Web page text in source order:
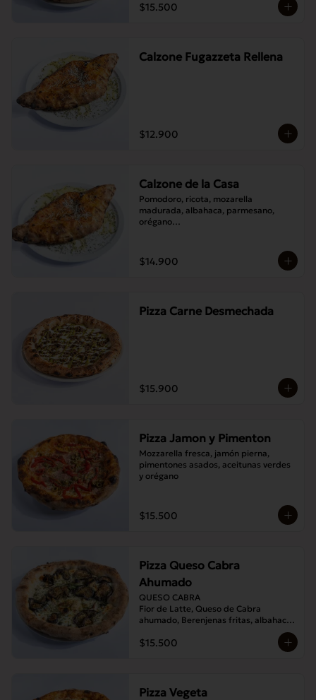
$15.500
Calzone Fugazzeta Rellena
$12.900
Calzone de la Casa
Pomodoro, ricota, mozarella
madurada, albahaca, parmesano,
orégano
Champignones asados,
Berenjenas asadas.
$14.900
Pizza Carne Desmechada
$15.900
Pizza Jamon y Pimenton
Mozzarella fresca, jamón pierna,
pimentones asados, aceitunas verdes
y orégano
$15.500
Pizza Queso Cabra
Ahumado
QUESO CABRA
Fior de Latte, Queso de Cabra
ahumado, Berenjenas fritas, albahaca ,
$15.500
Pizza Vegeta